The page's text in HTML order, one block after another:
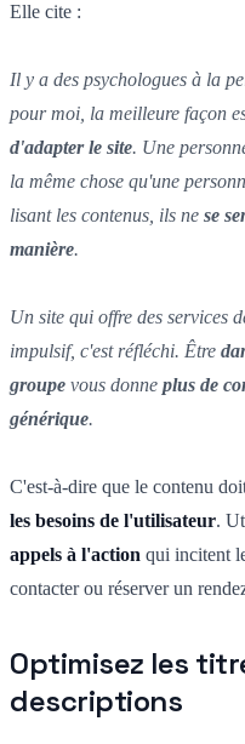
Elle cite :
Il y a des psychologues à la
pour moi, la meilleure façon
d'adapter le site. Une
la même chose qu'une
lisant les contenus, ils ne se
manière.
Un site qui offre des services
impulsif, c'est réfléchi. Être
groupe vous donne plus de
générique.
C'est-à-dire que le contenu
les besoins de l'utilisateur.
appels à l'action qui incitent
contacter ou réserver un
Optimisez les
descriptions